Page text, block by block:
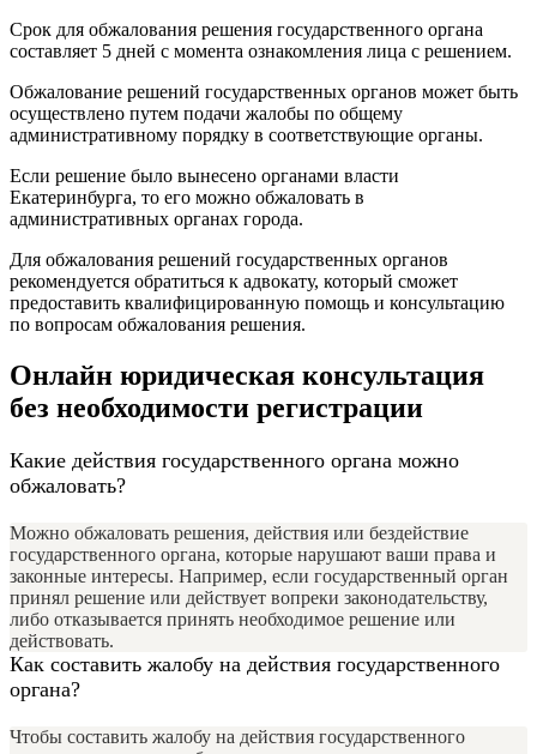
Срок для обжалования решения государственного органа
составляет 5 дней с момента ознакомления лица с решением.
Обжалование решений государственных органов может быть
осуществлено путем подачи жалобы по общему
административному порядку в соответствующие органы.
Если решение было вынесено органами власти
Екатеринбурга, то его можно обжаловать в
административных органах города.
Для обжалования решений государственных органов
рекомендуется обратиться к адвокату, который сможет
предоставить квалифицированную помощь и консультацию
по вопросам обжалования решения.
Онлайн юридическая консультация
без необходимости регистрации
Какие действия государственного органа можно
обжаловать?
Можно обжаловать решения, действия или бездействие
государственного органа, которые нарушают ваши права и
законные интересы. Например, если государственный орган
принял решение или действует вопреки законодательству,
либо отказывается принять необходимое решение или
действовать.
Как составить жалобу на действия государственного
органа?
Чтобы составить жалобу на действия государственного